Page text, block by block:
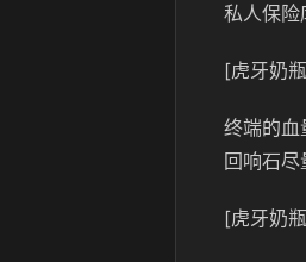
私人保险
[虎牙奶
终端的血
回响石尽
[虎牙奶